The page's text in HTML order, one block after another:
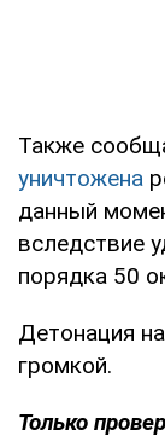
Также
уничтожена
данный
вследствие
порядка 50
Детонация
громкой.
Только